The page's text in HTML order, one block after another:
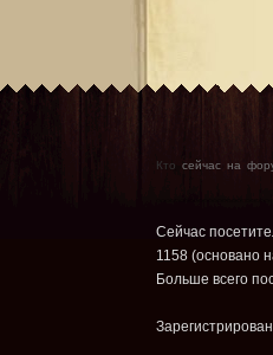
Кто сейчас на
Сейчас
1158 (основано
Больше всего